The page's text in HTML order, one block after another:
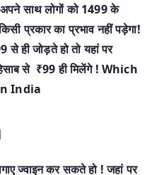
साथ लोगों को 1499 के
प्रकार का प्रभाव नहीं पड़ेगा!
ही जोड़ते हो तो यहां पर
से ₹99 ही मिलेंगे ! Which
India
ज्वाइन कर सकते हो ! जहां पर